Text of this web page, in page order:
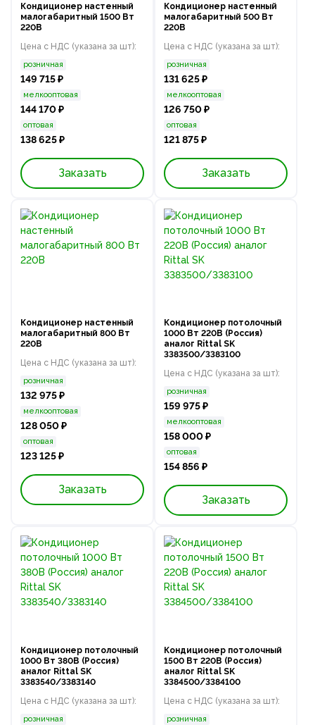
Кондиционер настенный
малогабаритный 1500 Вт
220В
Цена с НДС (указана за шт):
розничная
149 715 ₽
мелкооптовая
144 170 ₽
оптовая
138 625 ₽
Заказать
Кондиционер настенный
малогабаритный 500 Вт
220В
Цена с НДС (указана за шт):
розничная
131 625 ₽
мелкооптовая
126 750 ₽
оптовая
121 875 ₽
Заказать
Кондиционер настенный
малогабаритный 800 Вт
220В
Цена с НДС (указана за шт):
розничная
132 975 ₽
мелкооптовая
128 050 ₽
оптовая
123 125 ₽
Заказать
Кондиционер потолочный
1000 Вт 220В (Россия)
аналог Rittal SK
3383500/3383100
Цена с НДС (указана за шт):
розничная
159 975 ₽
мелкооптовая
158 000 ₽
оптовая
154 856 ₽
Заказать
Кондиционер потолочный
1000 Вт 380В (Россия)
аналог Rittal SK
3383540/3383140
Цена с НДС (указана за шт):
розничная
Кондиционер потолочный
1500 Вт 220В (Россия)
аналог Rittal SK
3384500/3384100
Цена с НДС (указана за шт):
розничная